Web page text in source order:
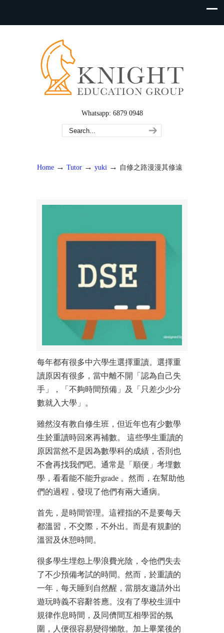
Whatsapp: 6879 0948
Home → Tutor → yuki → 自修之路漫漫其修遠
每年都有很多中六學生選擇重讀。選擇重
讀原因有很多，當中離不開「認為自己失
手」，「不夠時間預備」及「只差少少分
數就入大學」。
雖然沒有教自修生班，但近年也有少數學
生於重讀時回來再補數。 這些學生重讀的
原因當然不是因為數學科的成績，否則也
不會再找我們吧。通常是「順便」考埋數
學，看看能不能升grade 。然而，在幫助他
們的過程，發現了他們有兩大通病。
首先，是時間管理。這裡指的不是要每天
都溫習，不交際，不外出。而是有規劃的
溫習及休憩時間。
很多學生埋怨上學浪費光陰，令他們失去
了不少預備考試的時間。然而，於重讀的
一年，每天睡到自然醒，當朋友邀請外出
遊玩時義不容辭答應。沒有了學校生涯中
規律作息時間，及同儕間互相學習的氛
圍，人便很容易變得懶散。加上畢業後的